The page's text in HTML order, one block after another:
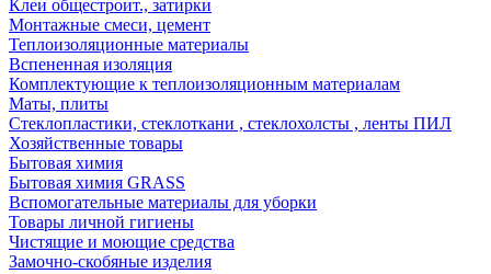
Клеи общестроит., затирки
Монтажные смеси, цемент
Теплоизоляционные материалы
Вспененная изоляция
Комплектующие к теплоизоляционным материалам
Маты, плиты
Стеклопластики, стеклоткани , стеклохолсты , ленты ПИЛ
Хозяйственные товары
Бытовая химия
Бытовая химия GRASS
Вспомогательные материалы для уборки
Товары личной гигиены
Чистящие и моющие средства
Замочно-скобяные изделия